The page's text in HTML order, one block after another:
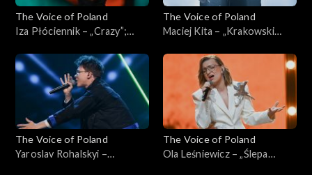
The Voice of Poland
Iza Płóciennik – „Crazy”;
listopada 2024
The Voice of Poland
Maciej Kita – „Krakowski
Poland”, Live, 9 listopada
The Voice of Poland
Yaroslav Rohalskyi –
The Voice of Poland
Ola Leśniewicz – „Ślepa